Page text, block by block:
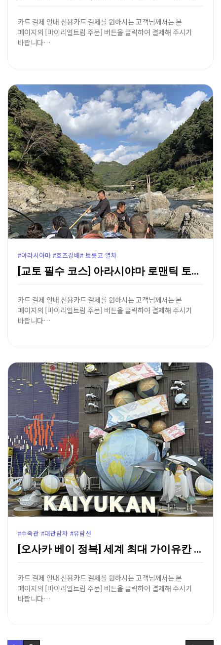
카드 결제 안내 신용카드 결제를 원하시는 고객님께서는 본
페이지의 [마이리얼트립 주문] 버튼을 클릭하여 결제해 주시기
바랍니다…
#아라시야마 #호즈강배# 토롯코 열차
[교토 필수 코스] 아라시야마 로맨틱 토롯코 열차 & …
카드 결제 안내 신용카드 결제를 원하시는 고객님께서는 본
페이지의 [마이리얼트립 주문] 버튼을 클릭하여 결제해 주시기
바랍니다…
#수족관 #대관람차 #유람선
[오사카 베이 정복] 세계 최대 가이유칸 수족관 & 덴…
카드 결제 안내 신용카드 결제를 원하시는 고객님께서는 본
페이지의 [마이리얼트립 주문] 버튼을 클릭하여 결제해 주시기
바랍니다…